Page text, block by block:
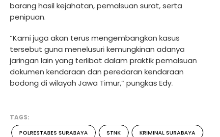
barang hasil kejahatan, pemalsuan surat, serta
penipuan.
“Kami juga akan terus mengembangkan kasus
tersebut guna menelusuri kemungkinan adanya
jaringan lain yang terlibat dalam praktik pemalsuan
dokumen kendaraan dan peredaran kendaraan
bodong di wilayah Jawa Timur,” pungkas Edy.
TAGS:
POLRESTABES SURABAYA STNK KRIMINAL SURABAYA